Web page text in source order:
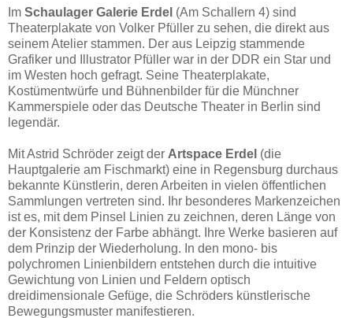
Im Schaulager Galerie Erdel (Am Schallern 4) sind
Theaterplakate von Volker Pfüller zu sehen, die direkt aus
seinem Atelier stammen. Der aus Leipzig stammende
Grafiker und Illustrator Pfüller war in der DDR ein Star und
im Westen hoch gefragt. Seine Theaterplakate,
Kostümentwürfe und Bühnenbilder für die Münchner
Kammerspiele oder das Deutsche Theater in Berlin sind
legendär.
Mit Astrid Schröder zeigt der Artspace Erdel (die
Hauptgalerie am Fischmarkt) eine in Regensburg durchaus
bekannte Künstlerin, deren Arbeiten in vielen öffentlichen
Sammlungen vertreten sind. Ihr besonderes Markenzeichen
ist es, mit dem Pinsel Linien zu zeichnen, deren Länge von
der Konsistenz der Farbe abhängt. Ihre Werke basieren auf
dem Prinzip der Wiederholung. In den mono- bis
polychromen Linienbildern entstehen durch die intuitive
Gewichtung von Linien und Feldern optisch
dreidimensionale Gefüge, die Schröders künstlerische
Bewegungsmuster manifestieren.